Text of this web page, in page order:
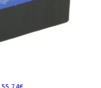
55.74€